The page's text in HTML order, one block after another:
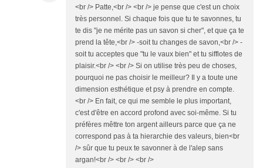
<br /> Patte,<br /> <br /> je pense que c'est un choix
très personnel. Si chaque fois que tu te savonnes, tu
te dis "je ne mérite pas un savon si cher", et que ça te
prend la tête,<br /> -soit tu changes de savon,<br /> -
soit tu acceptes que "tu le vaux bien" et tu sifflotes de
plaisir.<br /> <br /> Si on utilise très peu de choses,
pourquoi ne pas choisir le meilleur? Il y a toute une
dimension esthétique et psy à prendre en compte.
<br /> En fait, ce qui me semble le plus important,
c'est d'être en accord profond avec soi-même. Si tu
préfères mêttre ton argent ailleurs parce que ça ne
correspond pas à ta hierarchie des valeurs, bien<br
/> sûr que tu peux te savonner à de l'alep sans
argan!<br /> <br /> <br />